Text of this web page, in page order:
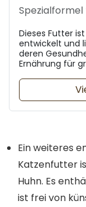
Dieses Futter
entwickelt und
deren
Ernährung für
Ein weiteres
Katzenfutter
Huhn. Es
ist frei von